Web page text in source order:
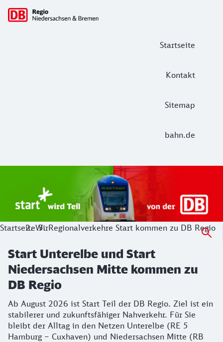
Startseite
Kontakt
Sitemap
bahn.de
Hauptnavigation
Start Unterelbe und Start
Ab August 2026 ist Start Teil der DB Regio. Ziel ist ein
StartseiteWirRegionalverkehre Start kommen zu DB Regio
Start Unterelbe und Start
Niedersachsen Mitte kommen zu
DB Regio
Ab August 2026 ist Start Teil der DB Regio. Ziel ist ein
stabilerer und zukunftsfähiger Nahverkehr. Für Sie
bleibt der Alltag in den Netzen Unterelbe (RE 5
Hamburg – Cuxhaven) und Niedersachsen Mitte (RB